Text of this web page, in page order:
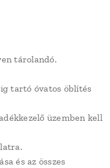
tárolandó.
tartó óvatos öblítés
üzemben kell
és az összes